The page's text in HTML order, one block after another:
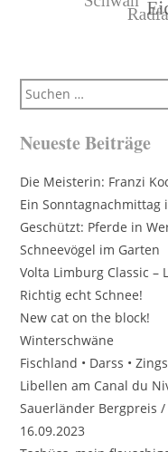
Suchen
nach:
Neueste Beiträge
Die Meisterin: Franzi
Ein Sonntagnachmittag
Geschützt: Pferde in
Schneevögel im Garten
Volta Limburg Classic –
Richtig echt Schnee!
New cat on the block!
Winterschwäne
Fischland • Darss •
Libellen am Canal du
Sauerländer Bergpreis
16.09.2023